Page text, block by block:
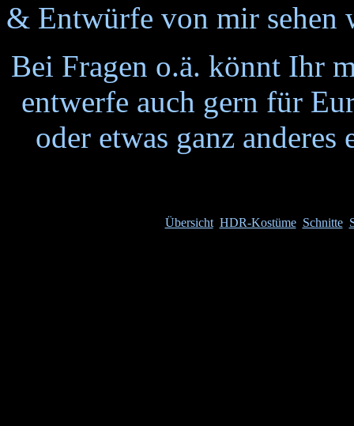
& Entwürfe von mir
Bei Fragen o.ä. könnt Ihr
entwerfe auch gern für
oder etwas ganz
Übersicht HDR-Kostüme Schnitte